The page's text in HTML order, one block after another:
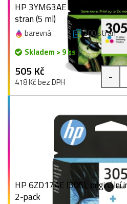
HP 3YM63AE (305XL),
stran (5 ml)
barevná 200 stran
Skladem > 9 ks
505 Kč
418 Kč bez DPH -
HP 6ZD17AE (305), originální
2-pack